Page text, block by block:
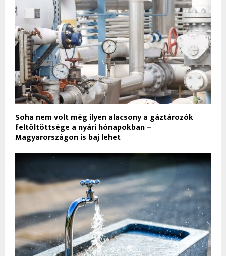
Soha nem volt még ilyen alacsony a gáztározók
feltöltöttsége a nyári hónapokban –
Magyarországon is baj lehet